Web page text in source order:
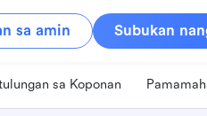
sa amin Subukan
sa Koponan